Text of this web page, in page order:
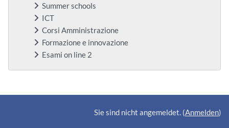
Summer schools
ICT
Corsi Amministrazione
Formazione e innovazione
Esami on line 2
Ergänzungsblöcke
Sie sind nicht angemeldet. (Anmelden)